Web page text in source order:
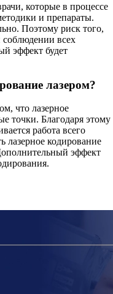
которые в процессе
и препараты.
Поэтому риск того,
всех
эффект будет
лазером?
что лазерное
точки. Благодаря этому
работа всего
лазерное кодирование
эффект